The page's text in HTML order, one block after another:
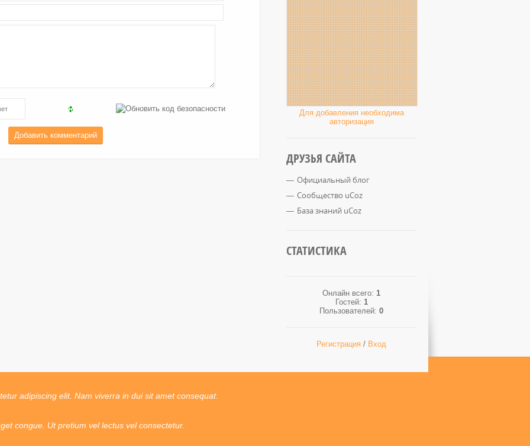
Для добавления необходима
авторизация
ДРУЗЬЯ САЙТА
Официальный блог
Сообщество uCoz
База знаний uCoz
СТАТИСТИКА
Онлайн всего: 1
Гостей: 1
Пользователей: 0
Регистрация / Вход
adipiscing elit. Nam viverra in dui sit amet consequat.
congue. Ut pretium vel lectus vel consectetur.